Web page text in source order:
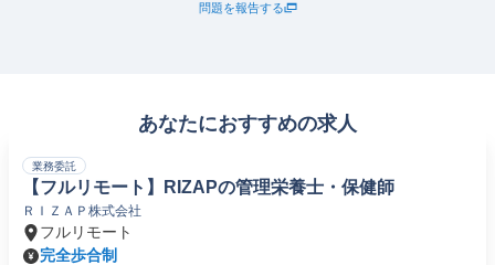
問題を報告する
あなたにおすすめの求人
業務委託
【フルリモート】RIZAPの管理栄養士・保健師
ＲＩＺＡＰ株式会社
フルリモート
完全歩合制